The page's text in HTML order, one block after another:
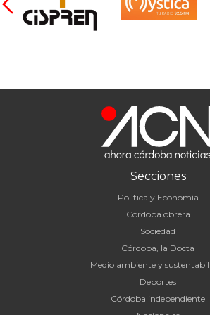
Secciones
Política y Economía
Córdoba obrera
Sociedad
Córdoba, la Docta
Medio ambiente y
Deportes
Córdoba independiente